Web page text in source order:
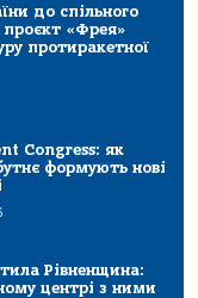
до спільного
«Фрея»
протиракетної
Congress: як
формують нові
Рівненщина:
центрі з ними